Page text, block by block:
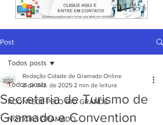
Post
Todos posts
ACONTECE PELO RIO GRANDE
NOTÍCIAS GRAMADO
Todos posts
Secretaria de Turismo de
Gramado e Convention
Redação Cidade de Gramado Online
2 de dez. de 2025 2 min de leitura